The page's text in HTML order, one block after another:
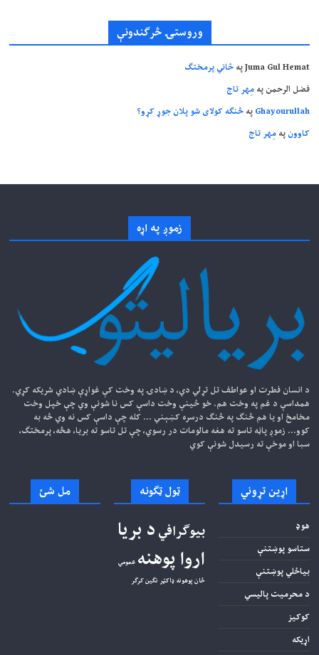
وروستۍ څرگندونې
Juma Gul Hematپهځاني پرمختګ
فضل الرحمنپهمِهر تاج
Ghayourullahپهڅنګه کولای شو پلان جوړ کړو؟
کاوونپهمِهر تاج
زموږ په اړه
د انسان فطرت او عواطف تل تړلي دي، د ښادۍ په وخت کې غواړې ښادي شریکه کړي.
همداسې د غم په وخت هم. خو ځينې وخت داسې کس نا شونې وي چې خپل وخت
مخامخ او یا هم څنګ په څنګ درسره کښېني ... کله چې داسې کس نه وي څه به
کوو... زموږ پاڼه تاسو ته هغه مالومات در رسوي، چې تل تاسو ته بریا، هڅه، پرمختګ،
سبا او موخې ته رسیدل شونې کوي
اړین تړوني
هوډ
ستاسو پوښتنې
بیاځلي پوښتنې
د محرمیت پاليسي
کوکيز
اړیکه
ټول ټګونه
بیوګرافيد بریا
اروا پوهنه عمومي
ځان پوهونهډاکټر نګین کرګر
مل شئ